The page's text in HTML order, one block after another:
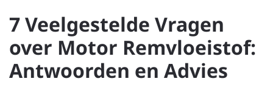
7 Veelgestelde Vragen
over Motor Remvloeistof:
Antwoorden en Advies